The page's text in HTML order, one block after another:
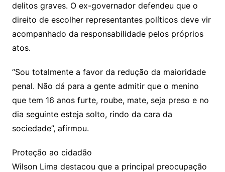
delitos graves. O ex-governador defendeu que o
direito de escolher representantes políticos deve vir
acompanhado da responsabilidade pelos próprios
atos.
“Sou totalmente a favor da redução da maioridade
penal. Não dá para a gente admitir que o menino
que tem 16 anos furte, roube, mate, seja preso e no
dia seguinte esteja solto, rindo da cara da
sociedade”, afirmou.
Proteção ao cidadão
Wilson Lima destacou que a principal preocupação